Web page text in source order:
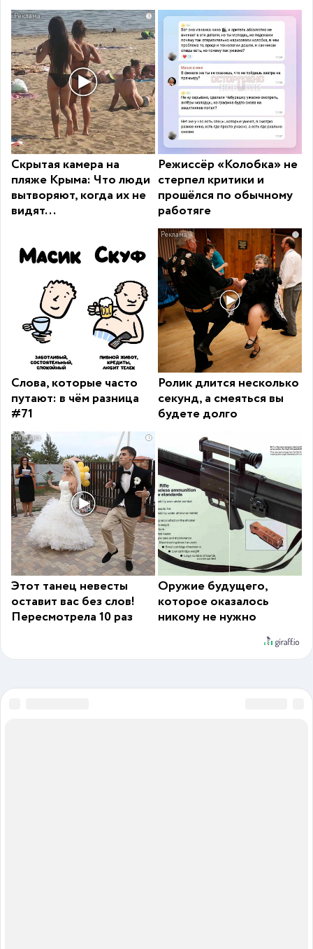
i
Скрытая камера на
пляже Крыма: Что люди
вытворяют, когда их не
видят...
Режиссёр «Колобка» не
стерпел критики и
прошёлся по обычному
работяге
Слова, которые часто
путают: в чём разница
#71
i
Ролик длится несколько
секунд, а смеяться вы
будете долго
i
Этот танец невесты
оставит вас без слов!
Пересмотрела 10 раз
Оружие будущего,
которое оказалось
никому не нужно